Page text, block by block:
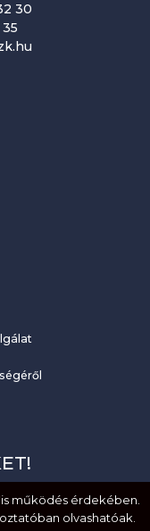
30
működés érdekében.
olvashatóak.